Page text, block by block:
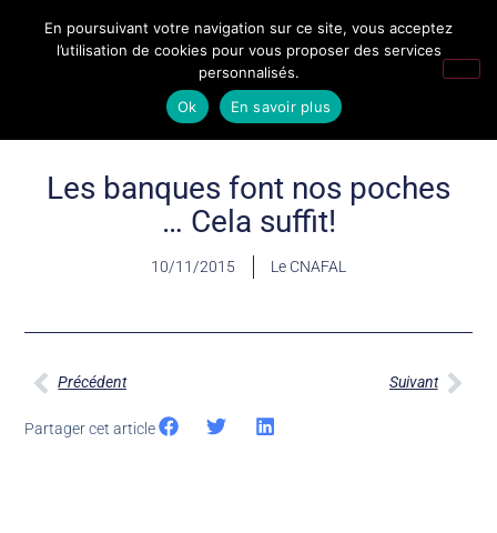
Les banques font nos poches
… Cela suffit!
10/11/2015 Le CNAFAL
Précédent Suivant
Partager cet article
En poursuivant votre navigation sur ce site, vous acceptez
l’utilisation de cookies pour vous proposer des services
personnalisés.
Ok
En savoir plus